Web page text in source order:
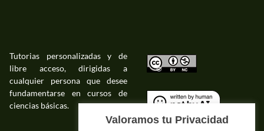
Tutorias personalizadas y de
libre acceso, dirigidas a
cualquier persona que desee
fundamentarse en cursos de
ciencias básicas.
©
©
Valoramos tu Privacidad